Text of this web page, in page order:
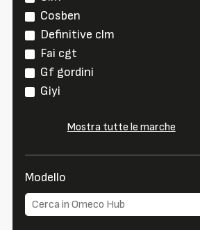
Cosben
Definitive clm
Fai cgt
Gf gordini
Giyi
Mostra tutte le marche
Modello